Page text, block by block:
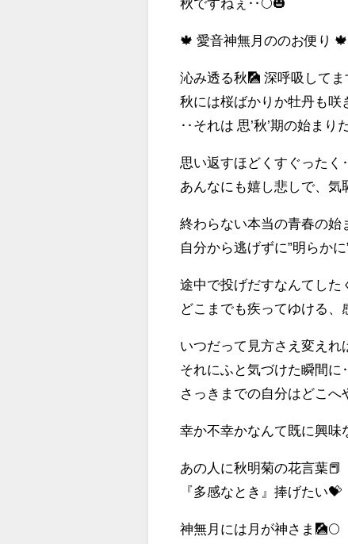
🍁 愛音神無月ののお便り 🍁
沁み透る秋🎑 深呼吸してま
秋には桜ばかりか牡丹も咲
‥それは 思’秋’期の始まり
思い返すほどくすぐったく
あんなにも嬉し悲しで、気
終わらない本当の青春の
自分から逃げずに”明らか
途中で投げだすなんてし
どこまでも疾ってゆける
いつだって見方さえ変えれ
それにふと気づけた瞬間
さっきまでの自分はどこへ
幸か不幸かなんて既に興味
あの人に秋明菊の花言葉📕
『多感なとき』捧げたい💝
神無月には月が神さま🎑🌕